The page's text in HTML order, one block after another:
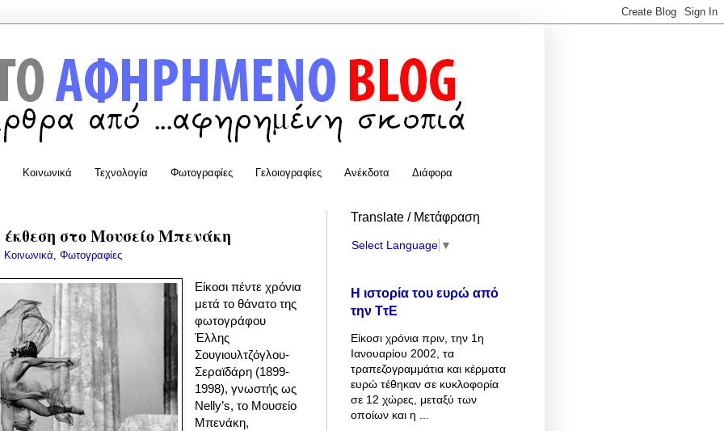
Κοινωνικά Τεχνολογία Φωτογραφίες Γελοιογραφίες Ανέκδοτα Διάφορα
στο Μουσείο Μπενάκη
Κοινωνικά Φωτογραφίες
Είκοσι πέντε χρόνια
μετά το θάνατο της
φωτογράφου
Έλλης
Σουγιουλτζόγλου-
Σεραϊδάρη (1899-
1998), γνωστής ως
Nelly’s, το Μουσείο
Μπενάκη,
Translate / Μετάφραση
Select Language ▼
Η ιστορία του ευρώ από
την ΤτΕ
Είκοσι χρόνια πριν, την 1η
Ιανουαρίου 2002, τα
τραπεζογραμμάτια και κέρματα
ευρώ τέθηκαν σε κυκλοφορία
σε 12 χώρες, μεταξύ των
οποίων και η ...